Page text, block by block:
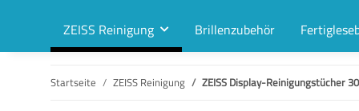
ZEISS Reinigung Brillenzubehör
Startseite ZEISS Reinigung ZEISS Display-Reinigungstücher